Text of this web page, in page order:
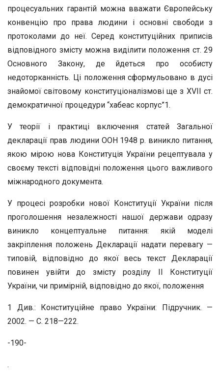
процесуальних гарантій можна вважати Європейську
конвенцію про права людини і основні свободи з
протоколами до неї. Серед конституційних приписів
відповідного змісту можна виділити положення ст. 29
Основного Закону, де йдеться про особисту
недоторканність. Ці положення сформульовано в дусі
знайомої світовому конституціоналізмові ще з XVII ст.
демократичної процедури “хабеас корпус”1.
У теорії і практиці включення статей Загальної
декларації прав людини ООН 1948 р. виникло питання,
якою мірою нова Конституція України рецептувала у
своєму тексті відповідні положення цього важливого
міжнародного документа.
У процесі розробки нової Конституції України після
проголошення незалежності нашої держави одразу
виникло концептуальне питання: якій моделі
закріплення положень Декларації надати перевагу —
типовій, відповідно до якої весь текст Декларації
повинен увійти до змісту розділу II Конституції
України, чи примірній, відповідно до якої, положення
1 Див.: Конституційне право України: Підручник. —
2002. — С. 218—222.
-190-
.